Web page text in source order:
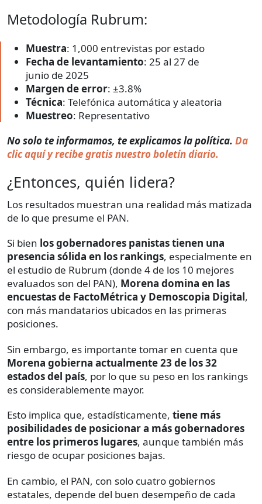
Metodología Rubrum:
Muestra: 1,000 entrevistas por estado
Fecha de levantamiento: 25 al 27 de
junio de 2025
Margen de error: ±3.8%
Técnica: Telefónica automática y aleatoria
Muestreo: Representativo
No solo te informamos, te explicamos la política. Da
clic aquí y recibe gratis nuestro boletín diario.
¿Entonces, quién lidera?
Los resultados muestran una realidad más matizada
de lo que presume el PAN.
Si bien los gobernadores panistas tienen una
presencia sólida en los rankings, especialmente en
el estudio de Rubrum (donde 4 de los 10 mejores
evaluados son del PAN), Morena domina en las
encuestas de FactoMétrica y Demoscopia Digital,
con más mandatarios ubicados en las primeras
posiciones.
Sin embargo, es importante tomar en cuenta que
Morena gobierna actualmente 23 de los 32
estados del país, por lo que su peso en los rankings
es considerablemente mayor.
Esto implica que, estadísticamente, tiene más
posibilidades de posicionar a más gobernadores
entre los primeros lugares, aunque también más
riesgo de ocupar posiciones bajas.
En cambio, el PAN, con solo cuatro gobiernos
estatales, depende del buen desempeño de cada